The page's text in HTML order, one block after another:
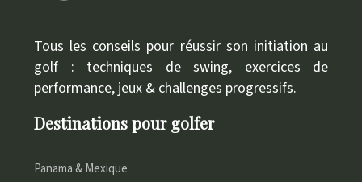
Tous les conseils pour réussir son initiation au
golf : techniques de swing, exercices de
performance, jeux & challenges progressifs.
Destinations pour golfer
Panama & Mexique